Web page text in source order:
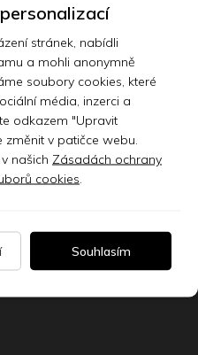
stránek, nabídli
a mohli anonymně
soubory cookies, které
média, inzerci a
odkazem "Upravit
v patičce webu.
našich Zásadách ochrany
cookies
Souhlasím